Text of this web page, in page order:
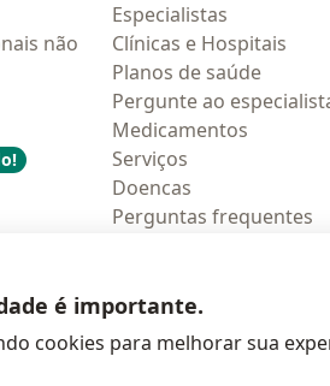
não
Especialistas
Clínicas e Hospitais
Planos de saúde
Pergunte ao
Medicamentos
Serviços
Doencas
Perguntas frequentes
abre num
é importante.
cookies para melhorar sua